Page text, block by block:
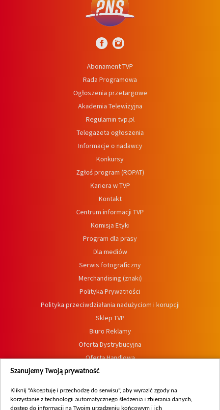
Abonament TVP
Rada Programowa
Ogłoszenia przetargowe
Akademia Telewizyjna
Regulamin tvp.pl
Telegazeta ogłoszenia
Informacje o nadawcy
Konkursy
Zgłoś program (ROPAT)
Kariera w TVP
Kontakt
Centrum informacji TVP
Komisja Etyki
Program dla prasy
Dla mediów
Serwis fotograficzny
Merchandising (znaki)
Polityka Prywatności
Polityka przeciwdziałania nadużyciom i korupcji
Sklep TVP
Biuro Reklamy
Oferta Dystrybucyjna
Oferta Handlowa
Dostępność
Procedura zgłoszeń wewnętrznych
Szanujemy Twoją prywatność
Kliknij "Akceptuję i przechodzę do serwisu", aby wyrazić zgody na
korzystanie z technologii automatycznego śledzenia i zbierania danych,
dostęp do informacji na Twoim urządzeniu końcowym i ich